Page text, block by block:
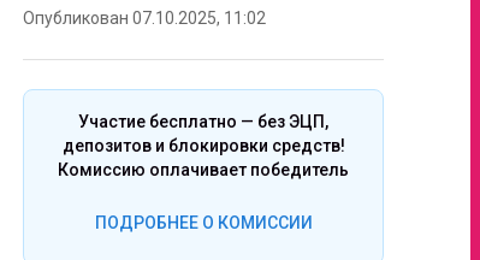
Опубликован 07.10.2025, 11:02
Участие бесплатно — без ЭЦП,
депозитов и блокировки средств!
Комиссию оплачивает победитель
ПОДРОБНЕЕ О КОМИССИИ